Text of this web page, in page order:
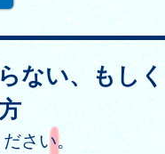
ない、もし
さい。